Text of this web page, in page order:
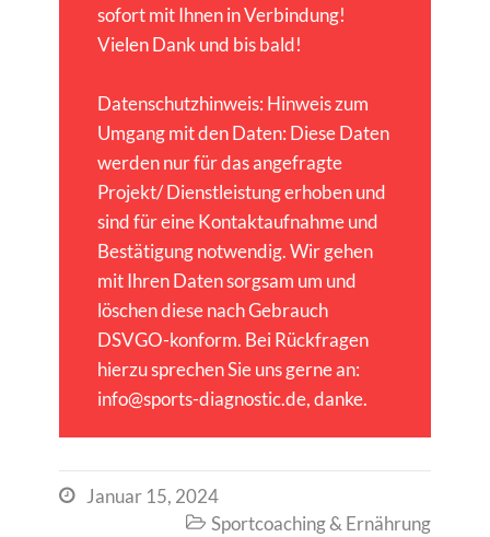
sofort mit Ihnen in Verbindung!
Vielen Dank und bis bald!
Datenschutzhinweis: Hinweis zum
Umgang mit den Daten: Diese Daten
werden nur für das angefragte
Projekt/ Dienstleistung erhoben und
sind für eine Kontaktaufnahme und
Bestätigung notwendig. Wir gehen
mit Ihren Daten sorgsam um und
löschen diese nach Gebrauch
DSVGO-konform. Bei Rückfragen
hierzu sprechen Sie uns gerne an:
info@sports-diagnostic.de, danke.
 Januar 15, 2024
 Sportcoaching & Ernährung